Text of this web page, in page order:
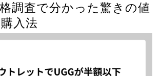
調査で分かった驚きの値
入法